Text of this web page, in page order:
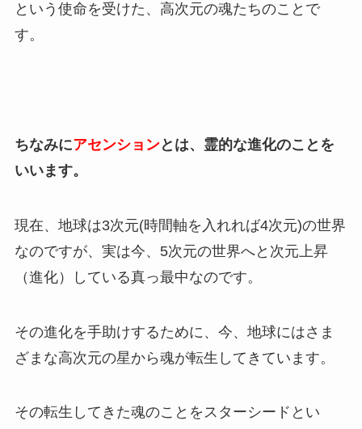
という使命を受けた、高次元の魂たちのことで
す。
ちなみにアセンションとは、霊的な進化のことを
いいます。
現在、地球は3次元(時間軸を入れれば4次元)の世界
なのですが、実は今、5次元の世界へと次元上昇
（進化）している真っ最中なのです。
その進化を手助けするために、今、地球にはさま
ざまな高次元の星から魂が転生してきています。
その転生してきた魂のことをスターシードとい